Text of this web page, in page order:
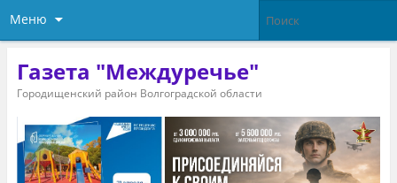
Меню
Газета "Междуречье"
Городищенский район Волгоградской области